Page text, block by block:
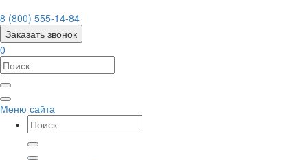
8 (800) 555-14-84
Заказать звонок
0
Меню сайта